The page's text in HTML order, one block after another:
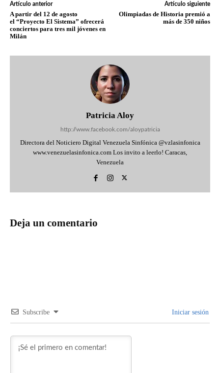
Artículo anterior
A partir del 12 de agosto
el “Proyecto El Sistema” ofrecerá
conciertos para tres mil jóvenes en
Milán
Artículo siguiente
Olimpiadas de Historia premió a
más de 350 niños
Patricia Aloy
http://www.facebook.com/aloypatricia
Directora del Noticiero Digital Venezuela Sinfónica @vzlasinfonica
www.venezuelasinfonica.com Los invito a leerlo! Caracas,
Venezuela
Deja un comentario
Subscribe Iniciar sesión